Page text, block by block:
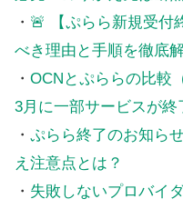
・ 🚨 【ぷらら新規受付
べき理由と手順を徹底解
・ OCNとぷららの比較
3月に一部サービスが終
・ ぷらら終了のお知ら
え注意点とは？
・ 失敗しないプロバイ